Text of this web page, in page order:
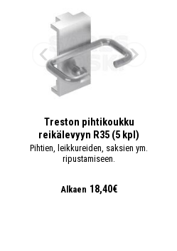
Treston pihtikoukku
reikälevyyn R35 (5 kpl)
Pihtien, leikkureiden, saksien ym.
ripustamiseen.
Alkaen 18,40€